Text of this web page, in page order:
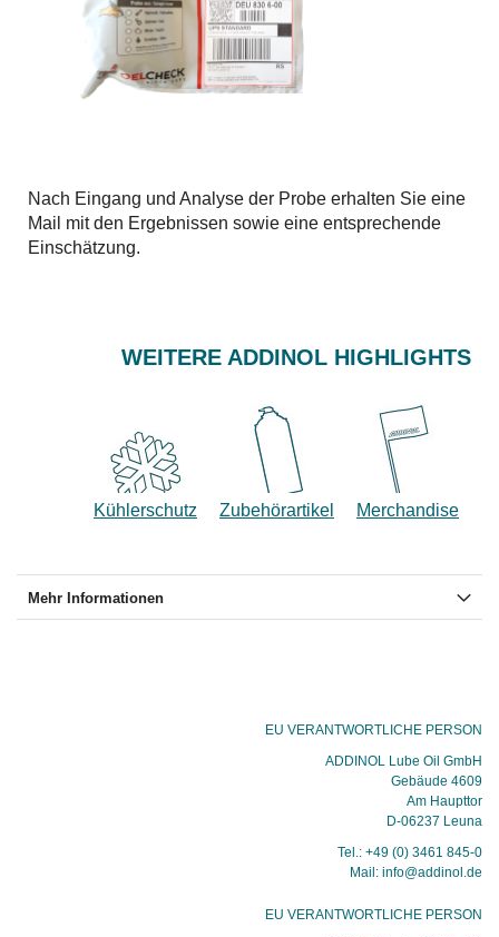
Nach Eingang und Analyse der Probe erhalten Sie eine
Mail mit den Ergebnissen sowie eine entsprechende
Einschätzung.
WEITERE ADDINOL HIGHLIGHTS
Kühlerschutz Zubehörartikel Merchandise
Mehr Informationen
EU VERANTWORTLICHE PERSON
ADDINOL Lube Oil GmbH
Gebäude 4609
Am Haupttor
D-06237 Leuna
Tel.: +49 (0) 3461 845-0
Mail: info@addinol.de
EU VERANTWORTLICHE PERSON